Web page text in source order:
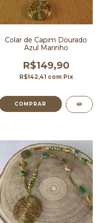
Colar de Capim Dourado
Azul Marinho
R$149,90
R$142,41 com Pix